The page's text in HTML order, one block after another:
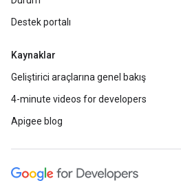
Destek portalı
Kaynaklar
Geliştirici araçlarına genel bakış
4-minute videos for developers
Apigee blog